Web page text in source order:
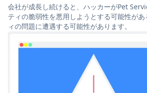
会社が成長し続けると、ハッカーがPet
ティの脆弱性を悪用しようとする可能性が
ィの問題に遭遇する可能性があります。